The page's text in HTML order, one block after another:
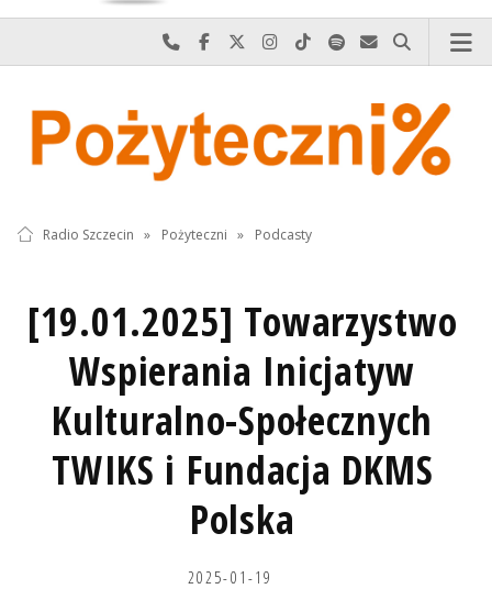
Najlepiej po prostu do nas zadzwoń
Odwiedź nas na Facebook-u
Odwiedź nas na X
Odwiedź nas na Instagram-ie
Odwiedź nas na TikTok-u
Szukaj nas na Spotify
Wyślij do nas
Szukaj
Radio Szczecin » Pożyteczni » Podcasty
[19.01.2025] Towarzystwo
Wspierania Inicjatyw
Kulturalno-Społecznych
TWIKS i Fundacja DKMS
Polska
2025-01-19